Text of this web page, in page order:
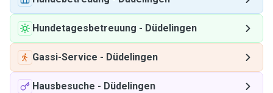
Hundetagesbetreuung - Düdelingen
Gassi-Service - Düdelingen
Hausbesuche - Düdelingen